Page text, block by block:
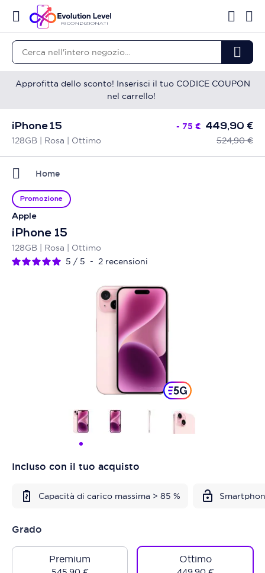
Approfitta dello sconto! Inserisci il tuo CODICE COUPON
nel carrello!
iPhone 15
128GB | Rosa | Ottimo
- 75 € 449,90 €
524,90 €
Home
Apple
iPhone 15
128GB | Rosa | Ottimo
5 / 5 - 2 recensioni
Promozione
Incluso con il tuo acquisto
Capacità di carico massima > 85 %
Grado
Premium Ottimo